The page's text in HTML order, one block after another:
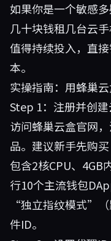
如果你是一个敏感
几十块钱租几台云
值得持续投入，直
本。
实操指南：用蜂巢
Step 1：注册并创
访问蜂巢云盒官网
品。建议新手先购
包含2核CPU、4GB
行10个主流钱包
“独立指纹模式”
件ID。